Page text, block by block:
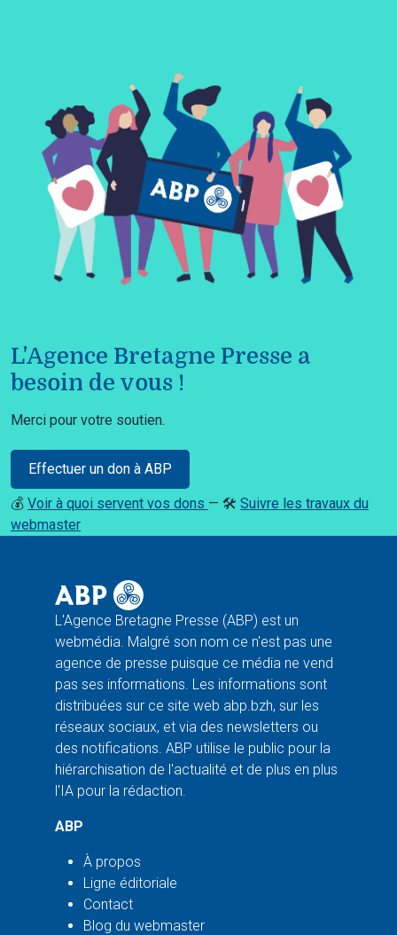
L'Agence Bretagne Presse a
besoin de vous !
Merci pour votre soutien.
Effectuer un don à ABP
💰 Voir à quoi servent vos dons — 🛠️ Suivre les travaux du
webmaster
L'Agence Bretagne Presse (ABP) est un
webmédia. Malgré son nom ce n'est pas une
agence de presse puisque ce média ne vend
pas ses informations. Les informations sont
distribuées sur ce site web abp.bzh, sur les
réseaux sociaux, et via des newsletters ou
des notifications. ABP utilise le public pour la
hiérarchisation de l'actualité et de plus en plus
l'IA pour la rédaction.
ABP
À propos
Ligne éditoriale
Contact
Blog du webmaster